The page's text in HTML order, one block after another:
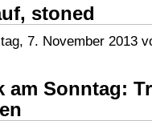
stoned
7. November 2013
am Sonntag: